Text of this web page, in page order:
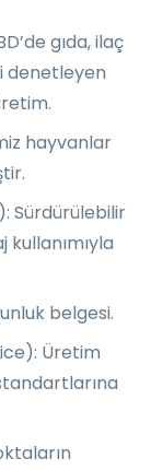
gıda, ilaç
denetleyen
hayvanlar
Sürdürülebilir
belgesi.
Üretim